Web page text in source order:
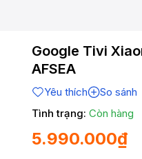
Google Tivi
AFSEA
Yêu thích
So sánh
Tình trạng: Còn hàng
5.990.000₫